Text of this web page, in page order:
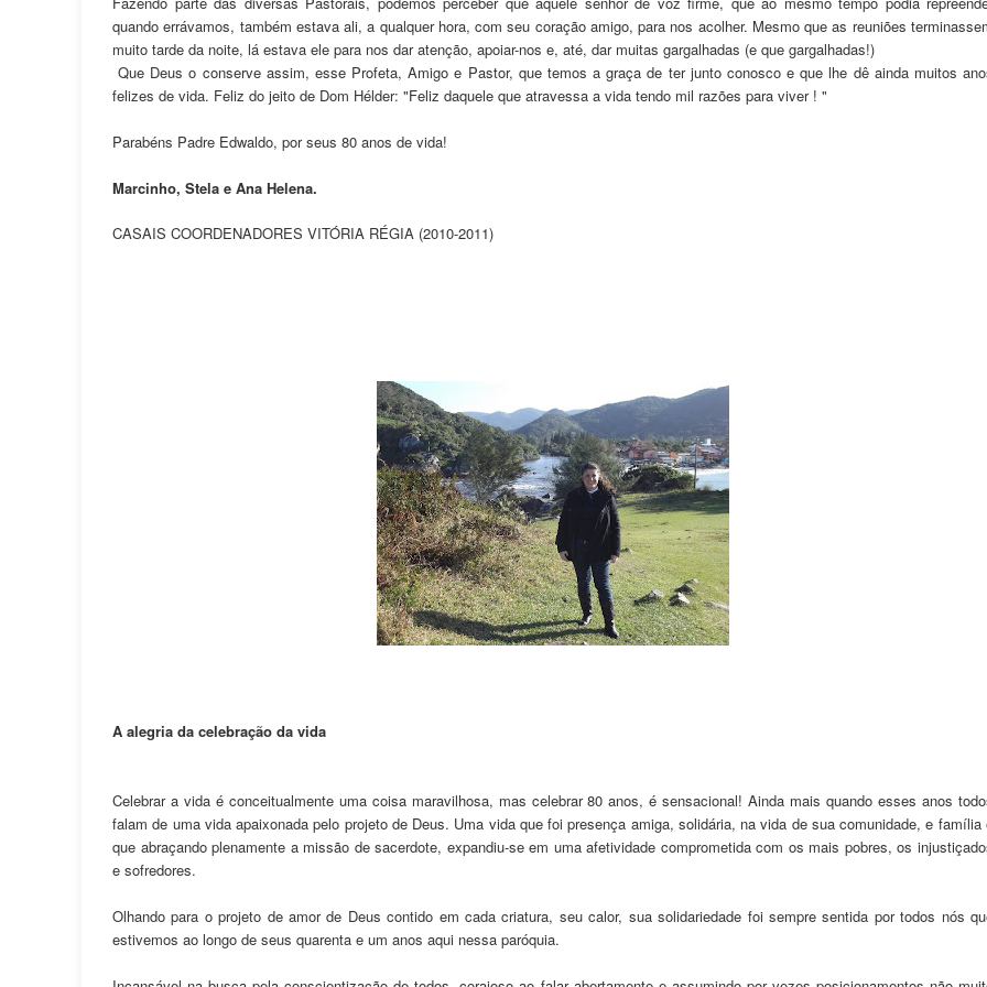
quando errávamos, também estava ali, a qualquer hora, com seu coração amigo, para nos acolher. Mesmo que as reuniões
muito tarde da noite, lá estava ele para nos dar atenção, apoiar-nos e, até, dar muitas gargalhadas (e que gargalhadas!)
Que Deus o conserve assim, esse Profeta, Amigo e Pastor, que temos a graça de ter junto conosco e que lhe dê ainda muitos
felizes de vida. Feliz do jeito de Dom Hélder: "Feliz daquele que atravessa a vida tendo mil razões para viver ! "
Parabéns Padre Edwaldo, por seus 80 anos de vida!
Marcinho, Stela e Ana Helena.
CASAIS COORDENADORES VITÓRIA RÉGIA (2010-2011)
A alegria da celebração da vida
Celebrar a vida é conceitualmente uma coisa maravilhosa, mas celebrar 80 anos, é sensacional! Ainda mais quando esses anos
falam de uma vida apaixonada pelo projeto de Deus. Uma vida que foi presença amiga, solidária, na vida de sua comunidade, e família
que abraçando plenamente a missão de sacerdote, expandiu-se em uma afetividade comprometida com os mais pobres, os
e sofredores.
Olhando para o projeto de amor de Deus contido em cada criatura, seu calor, sua solidariedade foi sempre sentida por todos nós
estivemos ao longo de seus quarenta e um anos aqui nessa paróquia.